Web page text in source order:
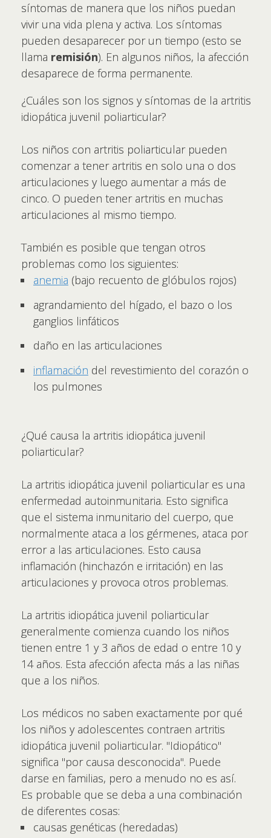
síntomas de manera que los niños puedan
vivir una vida plena y activa. Los síntomas
pueden desaparecer por un tiempo (esto se
llama remisión). En algunos niños, la afección
desaparece de forma permanente.
¿Cuáles son los signos y síntomas de la artritis
idiopática juvenil poliarticular?
Los niños con artritis poliarticular pueden
comenzar a tener artritis en solo una o dos
articulaciones y luego aumentar a más de
cinco. O pueden tener artritis en muchas
articulaciones al mismo tiempo.
También es posible que tengan otros
problemas como los siguientes:
anemia (bajo recuento de glóbulos rojos)
agrandamiento del hígado, el bazo o los
ganglios linfáticos
daño en las articulaciones
inflamación del revestimiento del corazón o
los pulmones
¿Qué causa la artritis idiopática juvenil
poliarticular?
La artritis idiopática juvenil poliarticular es una
enfermedad autoinmunitaria. Esto significa
que el sistema inmunitario del cuerpo, que
normalmente ataca a los gérmenes, ataca por
error a las articulaciones. Esto causa
inflamación (hinchazón e irritación) en las
articulaciones y provoca otros problemas.
La artritis idiopática juvenil poliarticular
generalmente comienza cuando los niños
tienen entre 1 y 3 años de edad o entre 10 y
14 años. Esta afección afecta más a las niñas
que a los niños.
Los médicos no saben exactamente por qué
los niños y adolescentes contraen artritis
idiopática juvenil poliarticular. "Idiopático"
significa "por causa desconocida". Puede
darse en familias, pero a menudo no es así.
Es probable que se deba a una combinación
de diferentes cosas:
causas genéticas (heredadas)